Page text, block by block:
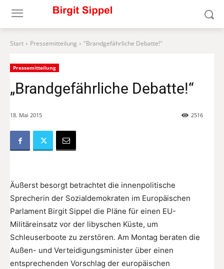
Start Pressemitteilung "Brandgefährliche Debatte!"
Pressemitteilung
„Brandgefährliche Debatte!“
18. Mai 2015 2516
Äußerst besorgt betrachtet die innenpolitische
Sprecherin der Sozialdemokraten im Europäischen
Parlament Birgit Sippel die Pläne für einen EU-
Militäreinsatz vor der libyschen Küste, um
Schleuserboote zu zerstören. Am Montag beraten die
Außen- und Verteidigungsminister über einen
entsprechenden Vorschlag der europäischen